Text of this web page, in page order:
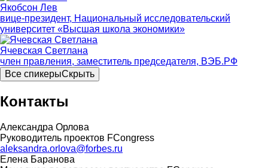
Якобсон Лев
вице-президент, Национальный исследовательский
университет «Высшая школа экономики»
Ячевская Светлана
член правления, заместитель председателя, ВЭБ.РФ
Все спикерыСкрыть
Контакты
Александра Орлова
Руководитель проектов FCongress
aleksandra.orlova@forbes.ru
Елена Баранова